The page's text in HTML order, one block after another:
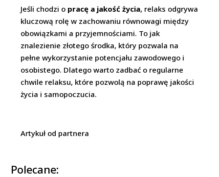
Jeśli chodzi o pracę a jakość życia, relaks odgrywa
kluczową rolę w zachowaniu równowagi między
obowiązkami a przyjemnościami. To jak
znalezienie złotego środka, który pozwala na
pełne wykorzystanie potencjału zawodowego i
osobistego. Dlatego warto zadbać o regularne
chwile relaksu, które pozwolą na poprawę jakości
życia i samopoczucia.
Artykuł od partnera
Polecane: